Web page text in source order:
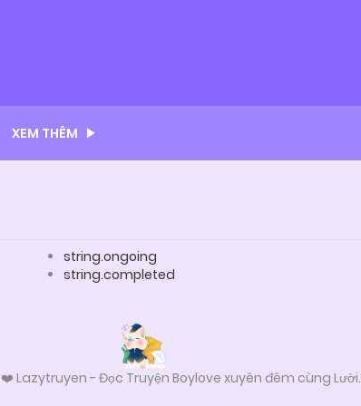
XEM THÊM
string.ongoing
string.completed
❤️ Lazytruyen - Đọc Truyện Boylove xuyên đêm cùng Lười.